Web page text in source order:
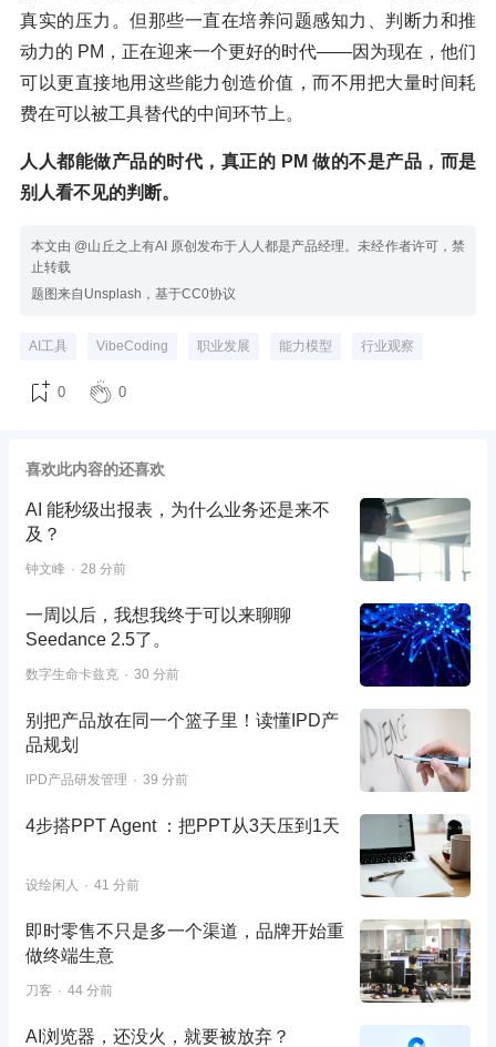
真实的压力。但那些一直在培养问题感知力、判断力和推
动力的 PM，正在迎来一个更好的时代——因为现在，他们
可以更直接地用这些能力创造价值，而不用把大量时间耗
费在可以被工具替代的中间环节上。
人人都能做产品的时代，真正的 PM 做的不是产品，而是
别人看不见的判断。
本文由 @山丘之上有AI 原创发布于人人都是产品经理。未经作者许可，禁
止转载
题图来自Unsplash，基于CC0协议
AI工具 VibeCoding 职业发展 能力模型 行业观察
0 0
喜欢此内容的还喜欢
AI 能秒级出报表，为什么业务还是来不
及？
钟文峰 28 分前
一周以后，我想我终于可以来聊聊
Seedance 2.5了。
数字生命卡兹克 30 分前
别把产品放在同一个篮子里！读懂IPD产
品规划
IPD产品研发管理 39 分前
4步搭PPT Agent ：把PPT从3天压到1天
设绘闲人 41 分前
即时零售不只是多一个渠道，品牌开始重
做终端生意
刀客 44 分前
AI浏览器，还没火，就要被放弃？